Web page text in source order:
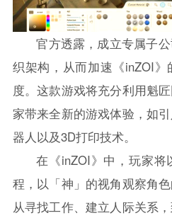
官方透露，成立专属子
织架构，从而加速《inZOI
度。这款游戏将充分利用魁
家带来全新的游戏体验，如
器人以及3D打印技术。
在《inZOI》中，玩家将
程，以「神」的视角观察角
从寻找工作、建立人际关系